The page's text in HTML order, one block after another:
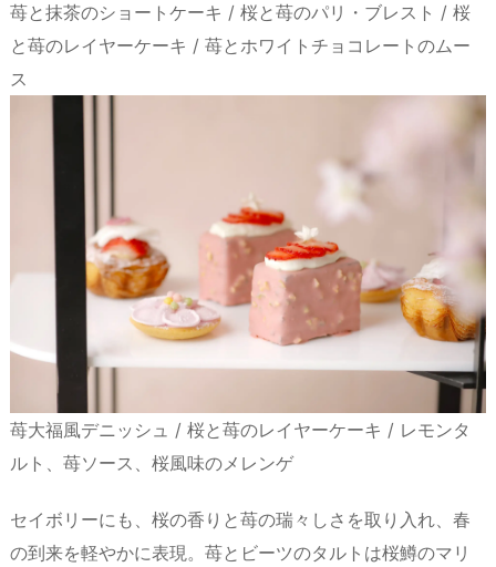
苺と抹茶のショートケーキ / 桜と苺のパリ・ブレスト / 桜
と苺のレイヤーケーキ / 苺とホワイトチョコレートのムー
ス
苺大福風デニッシュ / 桜と苺のレイヤーケーキ / レモンタ
ルト、苺ソース、桜風味のメレンゲ
セイボリーにも、桜の香りと苺の瑞々しさを取り入れ、春
の到来を軽やかに表現。苺とビーツのタルトは桜鱒のマリ